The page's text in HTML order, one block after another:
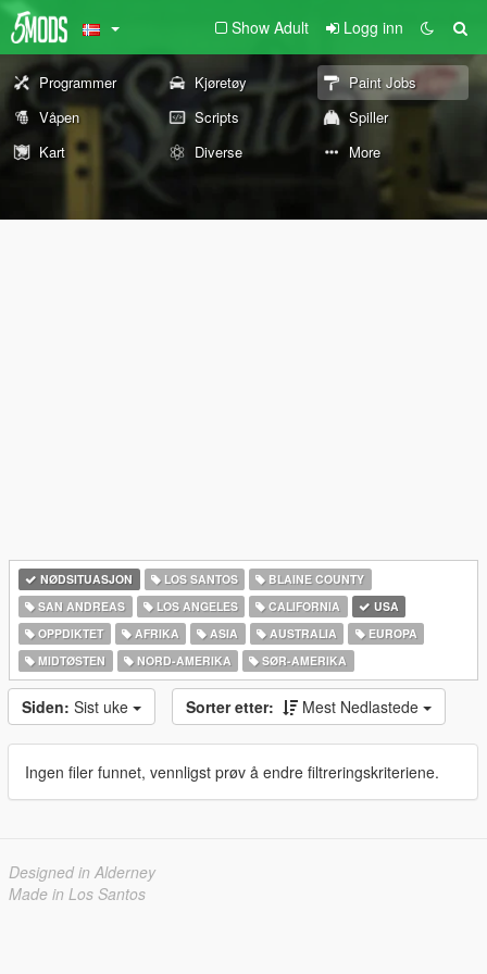
Show Adult Logg inn
Programmer Kjøretøy
Paint Jobs
Våpen
Scripts
Spiller
Kart
Diverse More
NØDSITUASJON LOS SANTOS
BLAINE COUNTY
SAN ANDREAS
LOS ANGELES CALIFORNIA
USA
OPPDIKTET
AFRIKA ASIA AUSTRALIA
EUROPA
MIDTØSTEN
NORD-AMERIKA‎ SØR-AMERIKA‎
Siden: Sist uke Sorter etter: Mest Nedlastede
Ingen filer funnet, vennligst prøv å endre filtreringskriteriene.
Designed in Alderney
Made in Los Santos